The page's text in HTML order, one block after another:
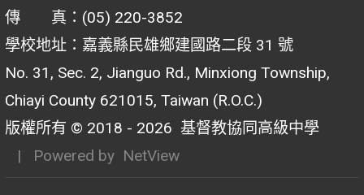
傳 真：(05) 220-3852
學校地址：嘉義縣民雄鄉建國路二段 31 號
No. 31, Sec. 2, Jianguo Rd., Minxiong Township,
Chiayi County 621015, Taiwan (R.O.C.)
版權所有 © 2018 - 2026 基督教協同高級中學
| Powered by NetView